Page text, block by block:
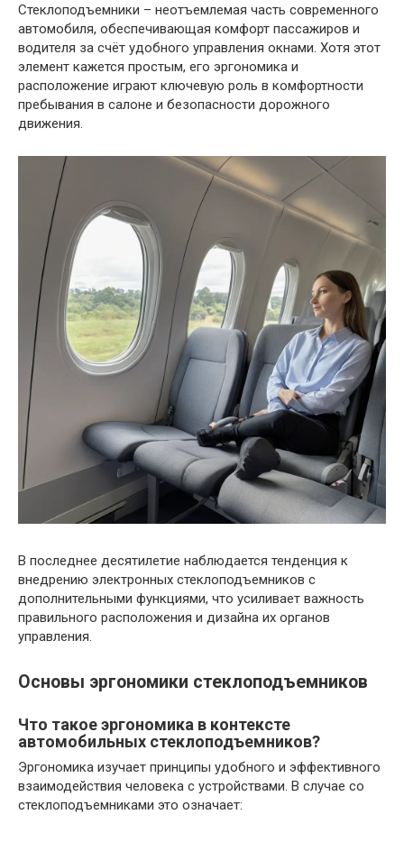
Стеклоподъемники – неотъемлемая часть современного
автомобиля, обеспечивающая комфорт пассажиров и
водителя за счёт удобного управления окнами. Хотя этот
элемент кажется простым, его эргономика и
расположение играют ключевую роль в комфортности
пребывания в салоне и безопасности дорожного
движения.
В последнее десятилетие наблюдается тенденция к
внедрению электронных стеклоподъемников с
дополнительными функциями, что усиливает важность
правильного расположения и дизайна их органов
управления.
Основы эргономики стеклоподъемников
Что такое эргономика в контексте
автомобильных стеклоподъемников?
Эргономика изучает принципы удобного и эффективного
взаимодействия человека с устройствами. В случае со
стеклоподъемниками это означает: